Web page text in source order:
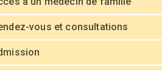
vous et consultations